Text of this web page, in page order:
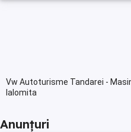
Vw Autoturisme Tandarei -
Ialomita
Anunțuri